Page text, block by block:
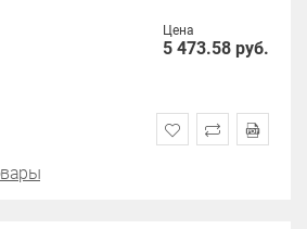
Цена
5 473.58 руб.